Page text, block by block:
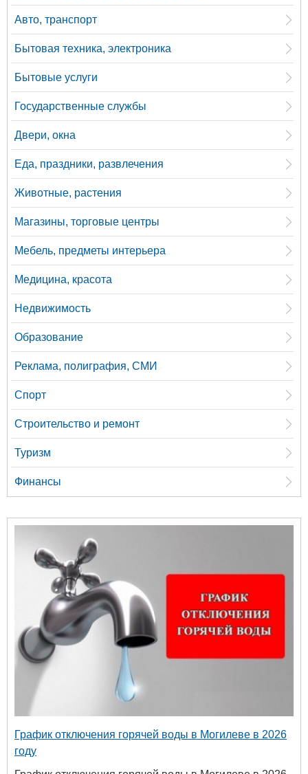
Авто, транспорт
Бытовая техника, электроника
Бытовые услуги
Государственные службы
Двери, окна
Еда, праздники, развлечения
Животные, растения
Магазины, торговые центры
Мебель, предметы интерьера
Медицина, красота
Недвижимость
Образование
Реклама, полиграфия, СМИ
Спорт
Строительство и ремонт
Туризм
Финансы
График отключения горячей воды в Могилеве в 2026
году